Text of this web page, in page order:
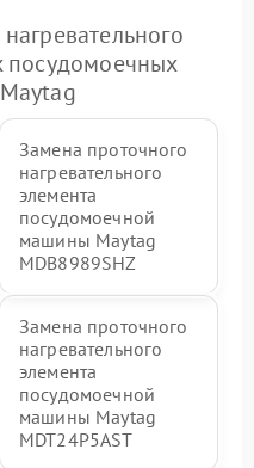
посудомоечных
Замена проточного
нагревательного
элемента
посудомоечной
машины Maytag
MDB8989SHZ
Замена проточного
нагревательного
элемента
посудомоечной
машины Maytag
MDT24P5AST